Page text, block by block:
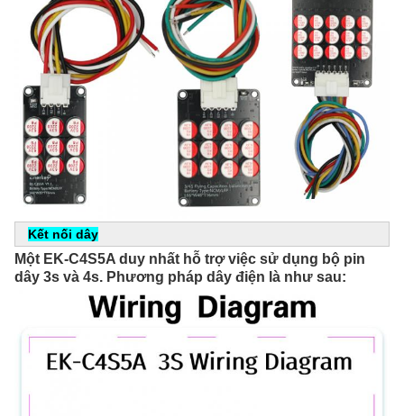
Kết nối dây
Một EK-C4S5A duy nhất hỗ trợ việc sử dụng bộ pin
dây 3s và 4s. Phương pháp dây điện là như sau: